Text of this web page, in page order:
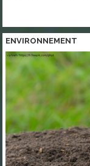
ENVIRONNEMENT